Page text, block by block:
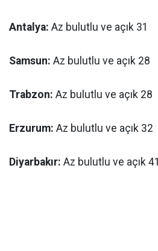
Antalya: Az bulutlu ve açık 31
Samsun: Az bulutlu ve açık 28
Trabzon: Az bulutlu ve açık 28
Erzurum: Az bulutlu ve açık 32
Diyarbakır: Az bulutlu ve açık 41